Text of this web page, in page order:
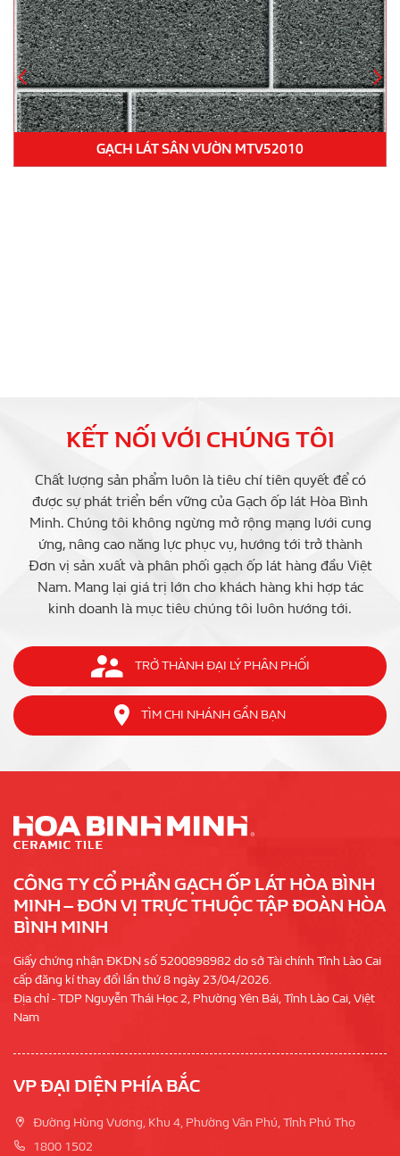
GẠCH LÁT NỀN
KẾT NỐI VỚI CHÚNG TÔI
Chất lượng sản phẩm luôn là tiêu chí tiên quyết để có
được sự phát triển bền vững của Gạch ốp lát Hòa Bình
Minh. Chúng tôi không ngừng mở rộng mạng lưới cung
ứng, nâng cao năng lực phục vụ, hướng tới trở thành
Đơn vị sản xuất và phân phối gạch ốp lát hàng đầu Việt
Nam. Mang lại giá trị lớn cho khách hàng khi hợp tác
kinh doanh là mục tiêu chúng tôi luôn hướng tới.
TRỞ THÀNH ĐẠI LÝ PHÂN PHỐI
TÌM CHI NHÁNH GẦN BẠN
CÔNG TY CỔ PHẦN GẠCH ỐP LÁT HÒA BÌNH
MINH – ĐƠN VỊ TRỰC THUỘC TẬP ĐOÀN HÒA
BÌNH MINH
Giấy chứng nhận ĐKDN số 5200898982 do sở Tài chính Tỉnh Lào Cai
cấp đăng kí thay đổi lần thứ 8 ngày 23/04/2026.
Địa chỉ - TDP Nguyễn Thái Học 2, Phường Yên Bái, Tỉnh Lào Cai, Việt
Nam
VP ĐẠI DIỆN PHÍA BẮC
Đường Hùng Vương, Khu 4, Phường Vân Phú, Tỉnh Phú Thọ
1800 1502